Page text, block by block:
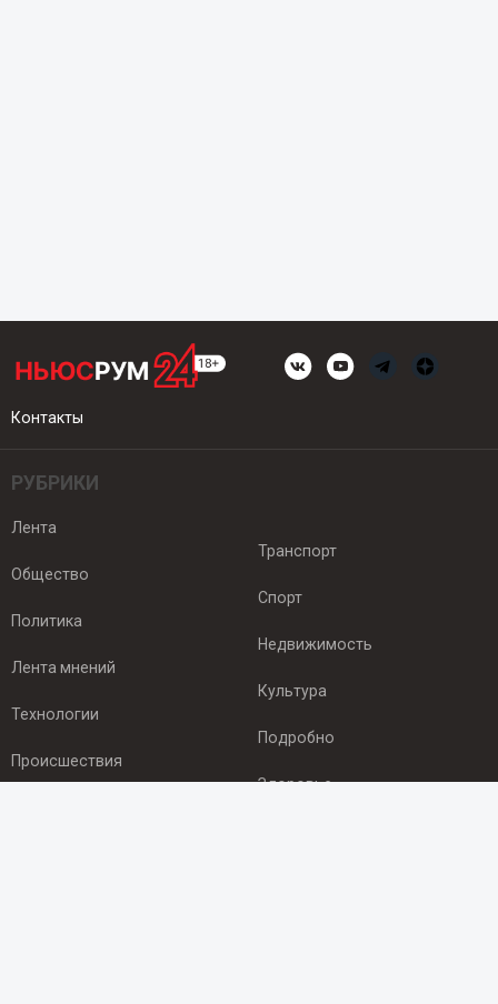
Контакты
РУБРИКИ
Лента
Общество
Политика
Лента мнений
Технологии
Происшествия
Транспорт
Спорт
Недвижимость
Культура
Подробно
Здоровье